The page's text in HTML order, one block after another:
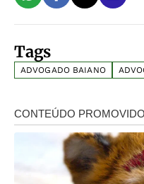
Tags
ADVOGADO BAIANO